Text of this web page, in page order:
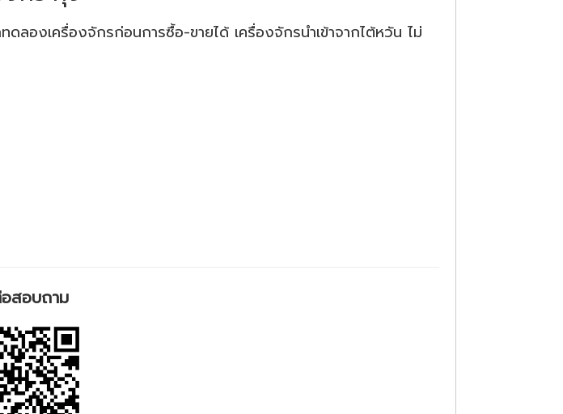
ลองเครื่องจักรก่อนการซื้อ-ขายได้ เครื่องจักรนำเข้าจากไต้หวัน ไม่
สอบถาม